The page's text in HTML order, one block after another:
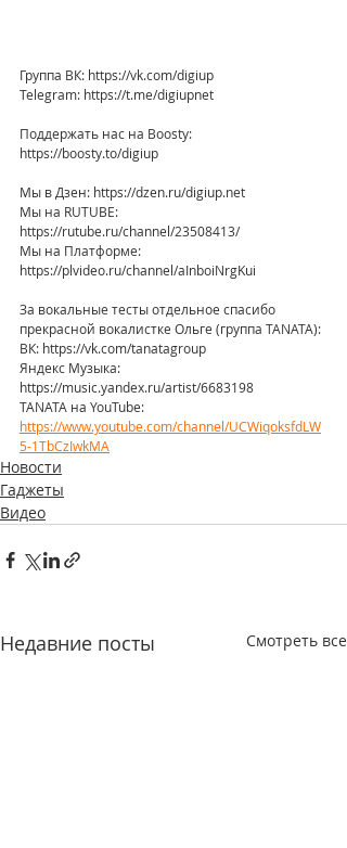
Группа ВК: https://vk.com/digiup
Telegram: https://t.me/digiupnet
Поддержать нас на Boosty:
https://boosty.to/digiup
Мы в Дзен: https://dzen.ru/digiup.net
Мы на RUTUBE:
https://rutube.ru/channel/23508413/
Мы на Платформе:
https://plvideo.ru/channel/aInboiNrgKui
За вокальные тесты отдельное спасибо
прекрасной вокалистке Ольге (группа TANATA):
ВК: https://vk.com/tanatagroup
Яндекс Музыка:
https://music.yandex.ru/artist/6683198
TANATA на YouTube:
https://www.youtube.com/channel/UCWiqoksfdLW
5-1TbCzIwkMA
Новости
Гаджеты
Видео
Недавние посты Смотреть все